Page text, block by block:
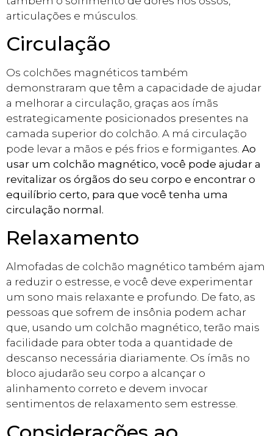
articulações e músculos.
Circulação
Os colchões magnéticos também
demonstraram que têm a capacidade de ajudar
a melhorar a circulação, graças aos ímãs
estrategicamente posicionados presentes na
camada superior do colchão. A má circulação
pode levar a mãos e pés frios e formigantes. Ao
usar um colchão magnético, você pode ajudar a
revitalizar os órgãos do seu corpo e encontrar o
equilíbrio certo, para que você tenha uma
circulação normal.
Relaxamento
Almofadas de colchão magnético também ajam
a reduzir o estresse, e você deve experimentar
um sono mais relaxante e profundo. De fato, as
pessoas que sofrem de insônia podem achar
que, usando um colchão magnético, terão mais
facilidade para obter toda a quantidade de
descanso necessária diariamente. Os ímãs no
bloco ajudarão seu corpo a alcançar o
alinhamento correto e devem invocar
sentimentos de relaxamento sem estresse.